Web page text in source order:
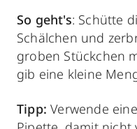
So geht's: Schütte
Schälchen und
groben Stückchen
gib eine kleine
Tipp: Verwende